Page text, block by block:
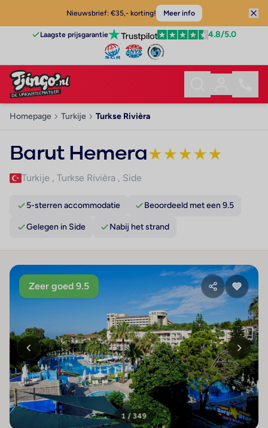
Nieuwsbrief: €35,- korting! Meer info
Laagste prijsgarantie 4.8/5.0
Homepage Turkije Turkse Rivièra
Barut Hemera★★★★★
Turkije , Turkse Rivièra , Side
5-sterren accommodatie Beoordeeld met een 9.5
Gelegen in Side Nabij het strand
Zeer goed 9.5
1 / 349